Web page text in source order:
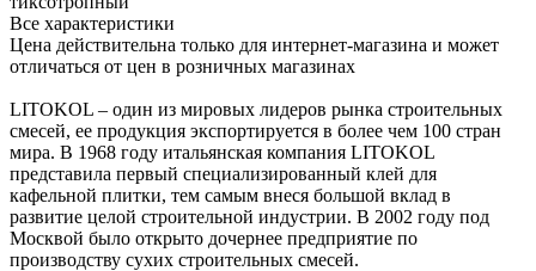
Все характеристики
Цена действительна только для интернет-магазина и может
отличаться от цен в розничных магазинах
LITOKOL – один из мировых лидеров рынка строительных
смесей, ее продукция экспортируется в более чем 100 стран
мира. В 1968 году итальянская компания LITOKOL
представила первый специализированный клей для
кафельной плитки, тем самым внеся большой вклад в
развитие целой строительной индустрии. В 2002 году под
Москвой было открыто дочернее предприятие по
производству сухих строительных смесей.